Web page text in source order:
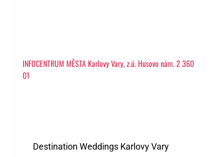
INFOCENTRUM MĚSTA Karlovy Vary, z.ú. Husovo nám. 2 360
01
Destination Weddings Karlovy Vary